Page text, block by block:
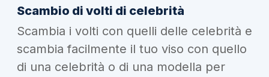
Scambio di volti di celebrità
Scambia i volti con quelli delle celebrità e
scambia facilmente il tuo viso con quello
di una celebrità o di una modella per